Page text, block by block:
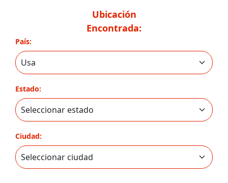
Ubicación
Encontrada:
País:
Estado:
Ciudad: